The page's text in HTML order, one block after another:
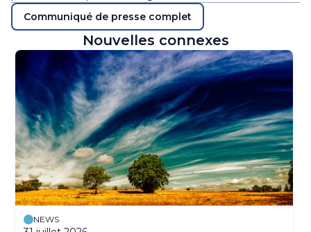
Communiqué de presse complet
Nouvelles connexes
NEWS